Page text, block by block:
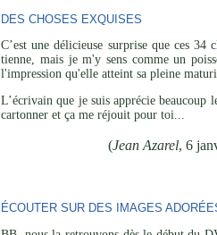
DES CHOSES EXQUISES
C’est une délicieuse surprise que ces
tienne, mais je m'y sens comme un
l'impression qu'elle atteint sa pleine
L’écrivain que je suis apprécie beaucoup
cartonner et ça me réjouit pour toi...
(Jean Azarel, 6
ÉCOUTER SUR DES IMAGES